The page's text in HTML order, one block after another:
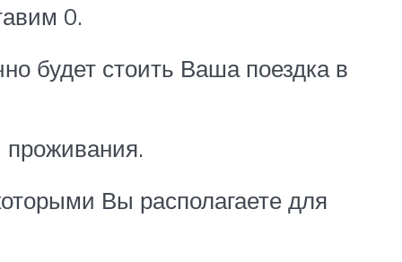
0.
будет стоить Ваша поездка в
Вы располагаете для